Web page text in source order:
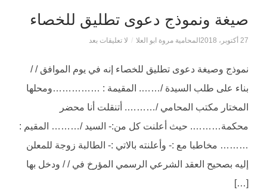
صيغة ونموذج دعوى تطليق للخصاء
27 أكتوبر، 2018 المحامية مروة ابو العلا / لا تعليقات بعد
نموذج وصيغة دعوى تطليق للخصاء إنه في يوم الموافق / /
بناء على طلب السيدة /……. المقيمة : ……………ومحلها
المختار مكتب المحامي /………. أتنقلت أنا محضر
محكمة………. حيث أعلنت كل من:- السيد /……… المقيم :
……… مخاطبا مع :- وأعلنته بالاتي :- الطالبة زوجة للمعلن
إليه بصحيح العقد الشرعي الرسمي المؤرخ في / / ودخل بها
[…]